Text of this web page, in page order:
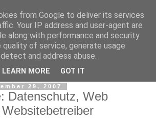
Inside
Measurement, Tracking, Analyse,
Marketing Controlling, Tools
29, 2007
Datenschutz, Web
from Google to deliver its services
Your IP address and user-agent are
along with performance and security
of service, generate usage
and address abuse.
LEARN MORE GOT IT